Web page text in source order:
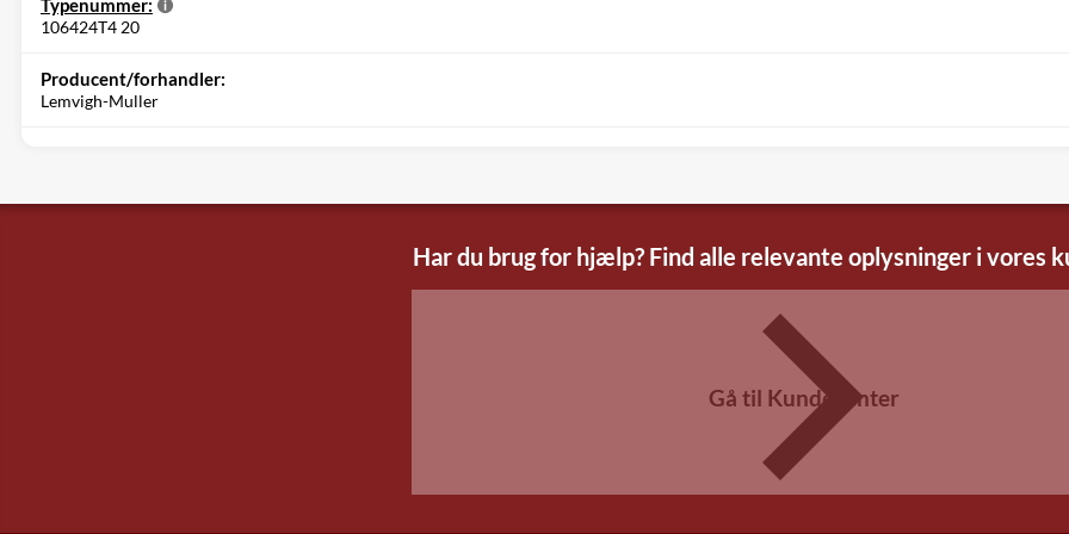
Typenummer:
106424T4 20
Producent/forhandler:
Lemvigh-Muller
Har du brug for hjælp? Find alle relevante oplysninger i vores
Gå til Kundecenter